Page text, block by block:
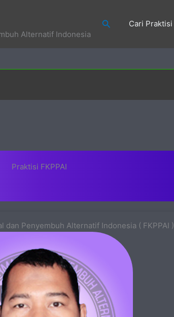
Alternatif Indonesia
SearchCari Praktisi
Praktisi FKPPAI
dan Penyembuh Alternatif Indonesia ( FKPPAI )